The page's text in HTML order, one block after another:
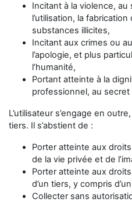
Incitant à la violence,
l’utilisation, la
substances illicites,
Incitant aux crimes ou
l’apologie, et plus
l’humanité,
Portant atteinte à la
professionnel, au secret
L’utilisateur s’engage en
tiers. Il s’abstient de :
Porter atteinte aux
de la vie privée et de
Porter atteinte aux
d’un tiers, y compris
Collecter sans